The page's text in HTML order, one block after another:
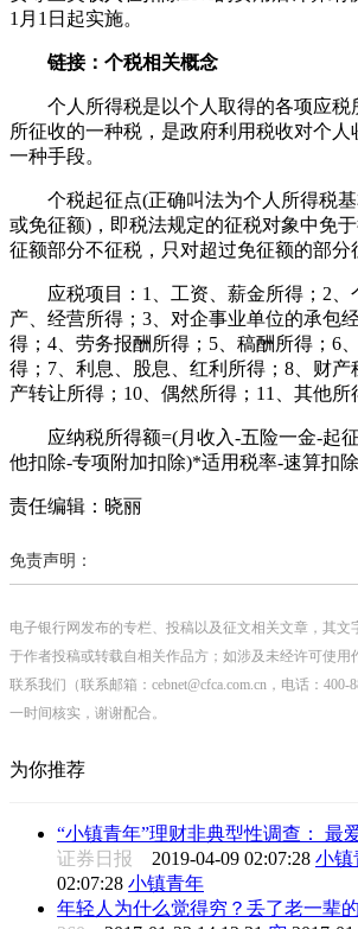
1月1日起实施。
链接：个税相关概念
个人所得税是以个人取得的各项应税
所征收的一种税，是政府利用税收对个人
一种手段。
个税起征点(正确叫法为个人所得税基
或免征额)，即税法规定的征税对象中免
征额部分不征税，只对超过免征额的部分
应税项目：1、工资、薪金所得；2、
产、经营所得；3、对企事业单位的承包
得；4、劳务报酬所得；5、稿酬所得；6
得；7、利息、股息、红利所得；8、财产
产转让所得；10、偶然所得；11、其他所
应纳税所得额=(月收入-五险一金-起
他扣除-专项附加扣除)*适用税率-速算扣
责任编辑：晓丽
免责声明：
电子银行网发布的专栏、投稿以及征文相关文章，其文
于作者投稿或转载自相关作品方；如涉及未经许可使用
联系我们（联系邮箱：cebnet@cfca.com.cn，电话：400-
一时间核实，谢谢配合。
为你推荐
“小镇青年”理财非典型性调查： 最
证券日报 2019-04-09 02:07:28 小镇
02:07:28 小镇青年
年轻人为什么觉得穷？丢了老一辈